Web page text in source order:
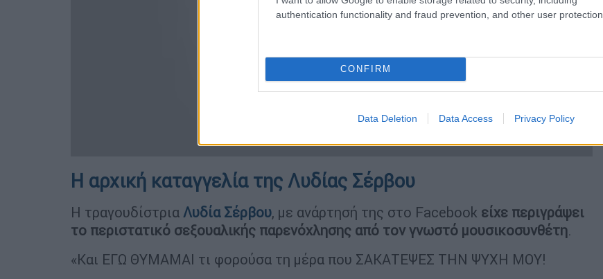
authentication functionality and fraud prevention, and other user protection.
CONFIRM
Data Deletion Data Access Privacy Policy
video
Η αρχική καταγγελία της Λυδίας Σέρβου
Η τραγουδίστρια Λυδία Σέρβου, με ανάρτησή της στο Facebook είχε περιγράψει
το περιστατικό σεξουαλικής παρενόχλησης από τον γνωστό μουσικοσυνθέτη.
«Και ΕΓΩ ΘΥΜΑΜΑΙ τι φορούσα τη μέρα που ΣΑΚΑΤΕΨΕΣ ΤΗΝ ΨΥΧΗ ΜΟΥ!